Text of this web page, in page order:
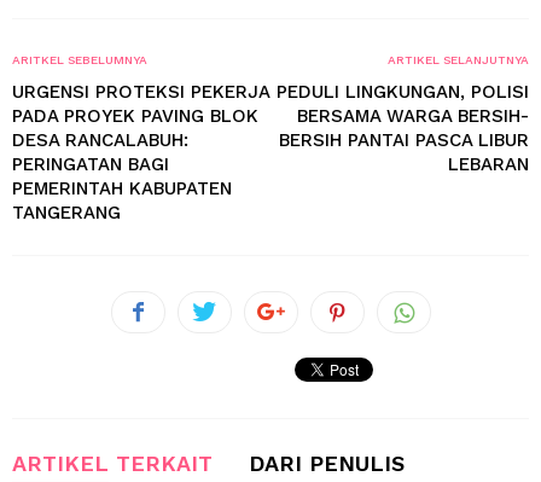
ARITKEL SEBELUMNYA
URGENSI PROTEKSI PEKERJA
PADA PROYEK PAVING BLOK
DESA RANCALABUH:
PERINGATAN BAGI
PEMERINTAH KABUPATEN
TANGERANG
ARTIKEL SELANJUTNYA
PEDULI LINGKUNGAN, POLISI
BERSAMA WARGA BERSIH-
BERSIH PANTAI PASCA LIBUR
LEBARAN
ARTIKEL TERKAIT DARI PENULIS